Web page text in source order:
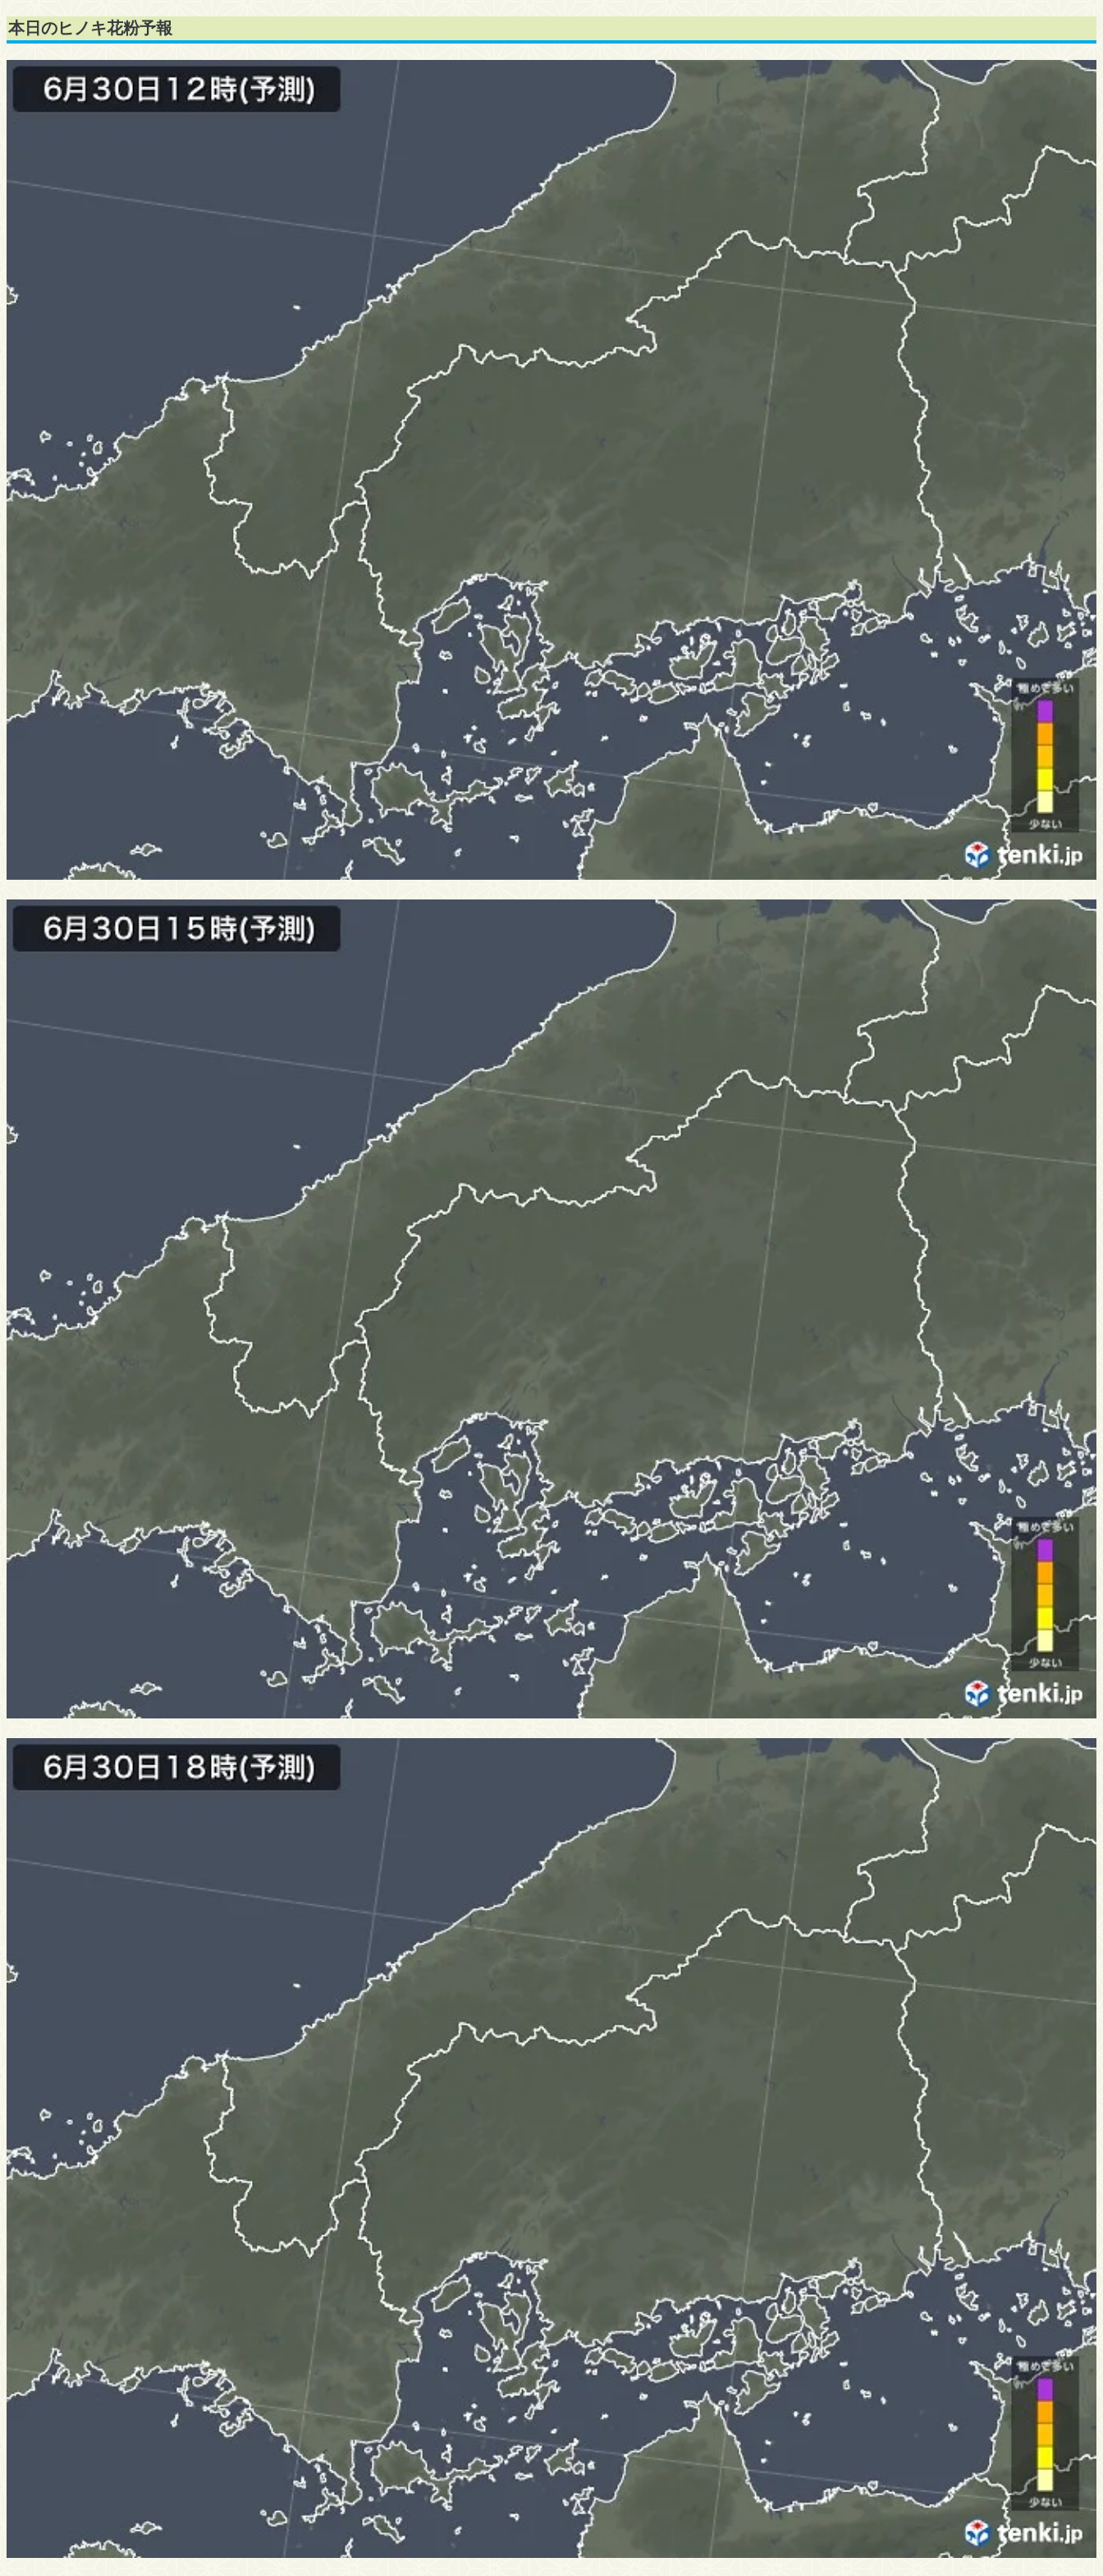
本日のヒノキ花粉予報